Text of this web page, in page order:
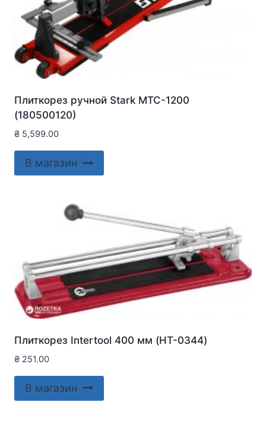
Плиткорез ручной Stark MTC-1200
(180500120)
₴ 5,599.00
В магазин
Плиткорез Intertool 400 мм (HT-0344)
₴ 251.00
В магазин